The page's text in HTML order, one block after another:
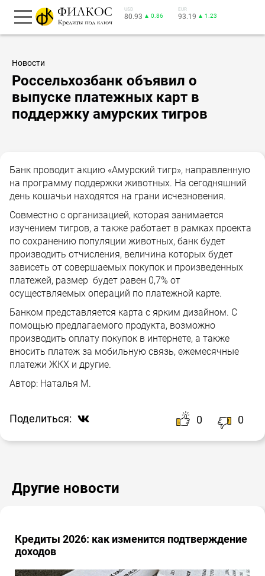
USD
80.93 ▲ 0.86
EUR
93.19 ▲ 1.23
Новости
Россельхозбанк объявил о
выпуске платежных карт в
поддержку амурских тигров
Банк проводит акцию «Амурский тигр», направленную
на программу поддержки животных. На сегодняшний
день кошачьи находятся на грани исчезновения.
Совместно с организацией, которая занимается
изучением тигров, а также работает в рамках проекта
по сохранению популяции животных, банк будет
производить отчисления, величина которых будет
зависеть от совершаемых покупок и произведенных
платежей, размер будет равен 0,7% от
осуществляемых операций по платежной карте.
Банком представляется карта с ярким дизайном. С
помощью предлагаемого продукта, возможно
производить оплату покупок в интернете, а также
вносить платеж за мобильную связь, ежемесячные
платежи ЖКХ и другие.
Автор: Наталья М.
Поделиться: 0 0
Другие новости
Кредиты 2026: как изменится подтверждение
доходов